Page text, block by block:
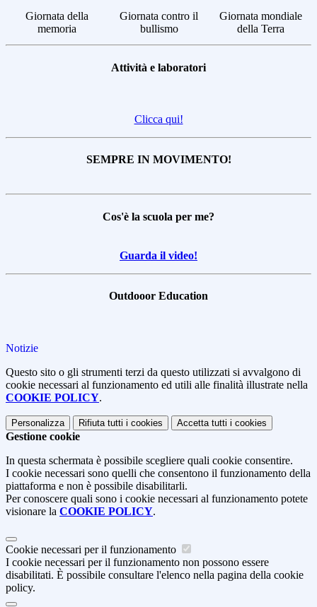
Giornata della
memoria
Giornata contro il
bullismo
Giornata mondiale
della Terra
Attività e laboratori
Clicca qui!
SEMPRE IN MOVIMENTO!
Cos'è la scuola per me?
Guarda il video!
Outdooor Education
Notizie
Questo sito o gli strumenti terzi da questo utilizzati si avvalgono di
cookie necessari al funzionamento ed utili alle finalità illustrate nella
COOKIE POLICY.
Personalizza Rifiuta tutti i cookies Accetta tutti i cookies
Gestione cookie
In questa schermata è possibile scegliere quali cookie consentire.
I cookie necessari sono quelli che consentono il funzionamento della
piattaforma e non è possibile disabilitarli.
Per conoscere quali sono i cookie necessari al funzionamento potete
visionare la COOKIE POLICY.
Cookie necessari per il funzionamento
I cookie necessari per il funzionamento non possono essere
disabilitati. È possibile consultare l'elenco nella pagina della cookie
policy.